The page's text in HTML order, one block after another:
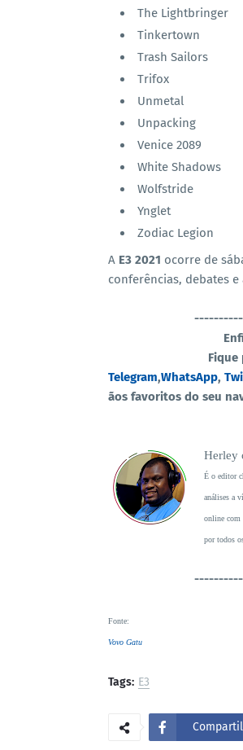
The Lightbringer
Tinkertown
Trash Sailors
Trifox
Unmetal
Unpacking
Venice 2089
White Shadows
Wolfstride
Ynglet
Zodiac Legion
A E3 2021 ocorre de
conferências, debates
Fique
Telegram,WhatsApp,
ãos favoritos do seu
Herley
É o editor
análises a
online com
por todos
Fonte:
Vovo Gatu
Tags: E3